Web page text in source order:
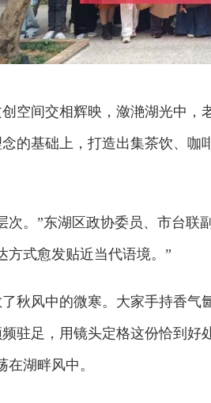
间交相辉映，潋滟湖光中，老
的基础上，打造出集茶饮、
”东湖区政协委员、市台联
方式愈发贴近当代语境。”
风中的微寒。大家手持香气
驻足，用镜头定格这份恰到
湖畔风中。